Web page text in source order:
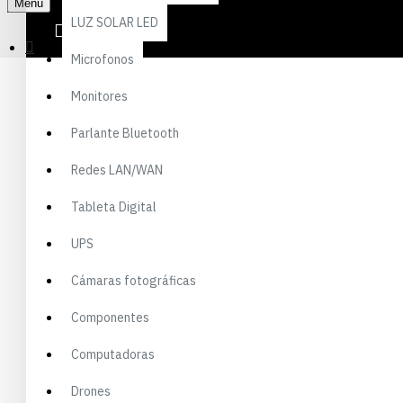
LUZ SOLAR LED
Microfonos
Monitores
Parlante Bluetooth
Redes LAN/WAN
Tableta Digital
UPS
Cámaras fotográficas
Componentes
Computadoras
Drones
Categorías
Menu
TEAMGROUP
TEAMGROUP